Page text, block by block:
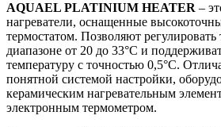
AQUAEL PLATINIUM HEATER –
нагреватели, оснащенные
термостатом. Позволяют регулировать
диапазоне от 20 до 33°C и
температуру с точностью 0,5°C.
понятной системой настройки,
керамическим нагревательным
электронным термометром.